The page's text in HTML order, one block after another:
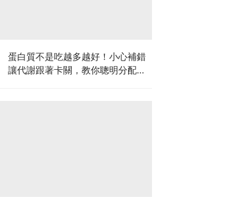
蛋白質不是吃越多越好！小心補錯
讓代謝跟著卡關，教你聰明分配三